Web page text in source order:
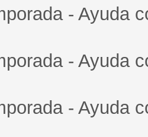
- Ayuda
- Ayuda
- Ayuda